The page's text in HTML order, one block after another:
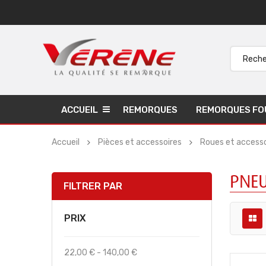
ACCUEIL REMORQUES REMORQUES
Accueil Pièces et accessoires Roues et
FILTRER PAR
PRIX
22,00 € - 140,00 €